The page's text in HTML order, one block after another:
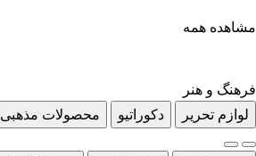
مشاهده همه
فرهنگ و هنر
لوازم تحریر
دکوراتیو محصولات مذهبی